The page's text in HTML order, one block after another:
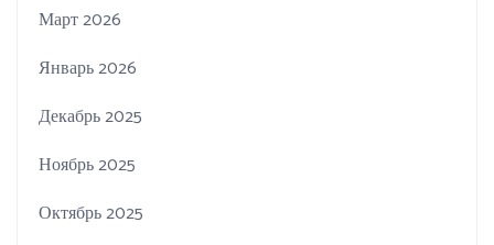
Март 2026
Январь 2026
Декабрь 2025
Ноябрь 2025
Октябрь 2025